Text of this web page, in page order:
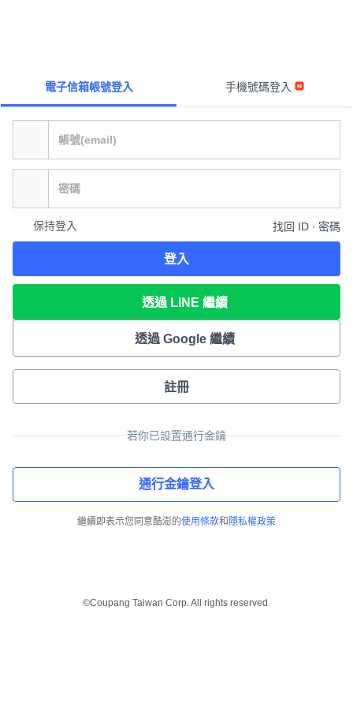
電子信箱帳號登入 手機號碼登入
保持登入 找回 ID ∙ 密碼
登入
透過 LINE 繼續
透過 Google 繼續
註冊
若你已設置通行金鑰
通行金鑰登入
繼續即表示您同意酷澎的使用條款和 隱私權政策
©Coupang Taiwan Corp. All rights reserved.